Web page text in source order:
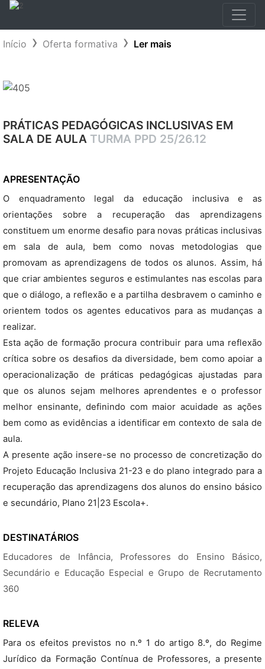
Início Oferta formativa Ler mais
PRÁTICAS PEDAGÓGICAS INCLUSIVAS EM
SALA DE AULA TURMA PPD 25/26.12
APRESENTAÇÃO
O enquadramento legal da educação inclusiva e as
orientações sobre a recuperação das aprendizagens
constituem um enorme desafio para novas práticas inclusivas
em sala de aula, bem como novas metodologias que
promovam as aprendizagens de todos os alunos. Assim, há
que criar ambientes seguros e estimulantes nas escolas para
que o diálogo, a reflexão e a partilha desbravem o caminho e
orientem todos os agentes educativos para as mudanças a
realizar.
Esta ação de formação procura contribuir para uma reflexão
crítica sobre os desafios da diversidade, bem como apoiar a
operacionalização de práticas pedagógicas ajustadas para
que os alunos sejam melhores aprendentes e o professor
melhor ensinante, definindo com maior acuidade as ações
bem como as evidências a identificar em contexto de sala de
aula.
A presente ação insere-se no processo de concretização do
Projeto Educação Inclusiva 21-23 e do plano integrado para a
recuperação das aprendizagens dos alunos do ensino básico
e secundário, Plano 21|23 Escola+.
DESTINATÁRIOS
Educadores de Infância, Professores do Ensino Básico,
Secundário e Educação Especial e Grupo de Recrutamento
360
RELEVA
Para os efeitos previstos no n.º 1 do artigo 8.º, do Regime
Jurídico da Formação Contínua de Professores, a presente